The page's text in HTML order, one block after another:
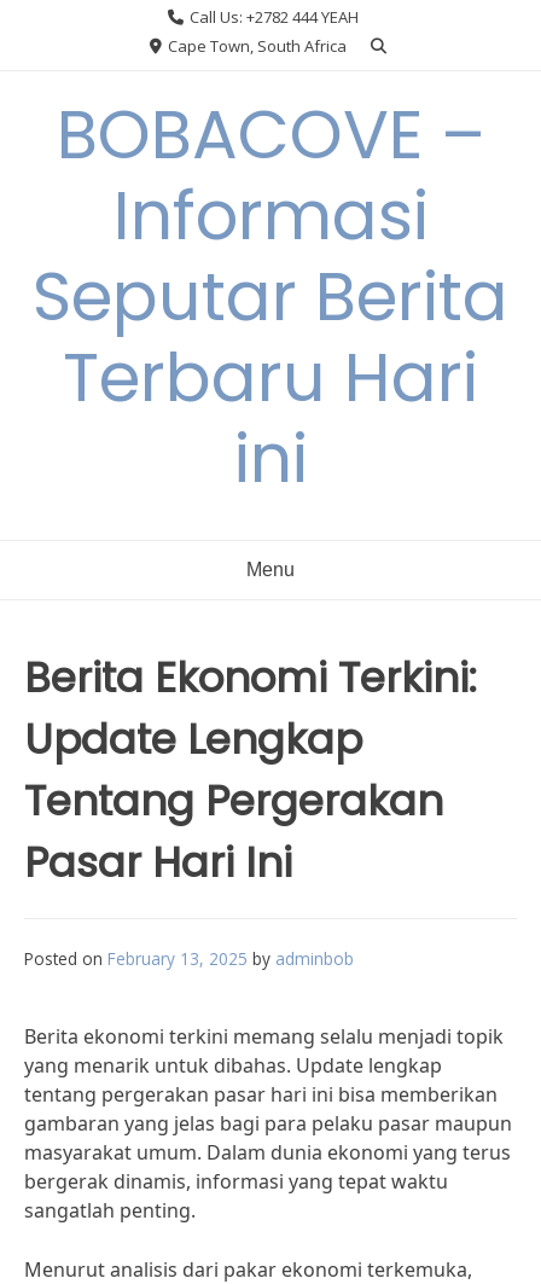
Call Us: +2782 444 YEAH
Cape Town, South Africa
BOBACOVE –
Informasi
Seputar Berita
Terbaru Hari
ini
Menu
Berita Ekonomi Terkini:
Update Lengkap
Tentang Pergerakan
Pasar Hari Ini
Posted on February 13, 2025 by adminbob
Berita ekonomi terkini memang selalu menjadi topik
yang menarik untuk dibahas. Update lengkap
tentang pergerakan pasar hari ini bisa memberikan
gambaran yang jelas bagi para pelaku pasar maupun
masyarakat umum. Dalam dunia ekonomi yang terus
bergerak dinamis, informasi yang tepat waktu
sangatlah penting.
Menurut analisis dari pakar ekonomi terkemuka,